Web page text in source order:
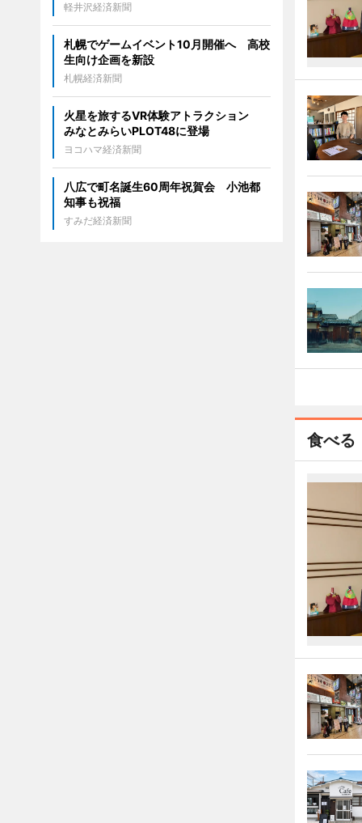
食べる
軽井沢経済新聞
札幌でゲームイベント10月開催へ 高校
生向け企画を新設
札幌経済新聞
火星を旅するVR体験アトラクション
みなとみらいPLOT48に登場
ヨコハマ経済新聞
八広で町名誕生60周年祝賀会 小池都
知事も祝福
すみだ経済新聞